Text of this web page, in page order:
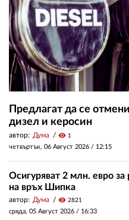
Предлагат да се
дизел и керосин
автор: Дума visibility 1
четвъртък, 06 Август 2026 / 12:15
Осигуряват 2 млн. евро за
на връх Шипка
автор: Дума visibility 2821
сряда, 05 Август 2026 / 16:33